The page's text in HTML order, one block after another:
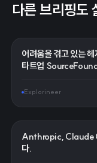
다른 브리핑도
어려움을 겪고 있는
타트업
Explorineer
Anthropic, Claude
다.